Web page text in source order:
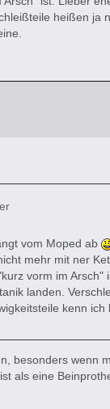
heißen ja
vom Moped ab
mehr mit ner
vorm im Arsch"
landen.
kenn ich
besonders wenn
als eine